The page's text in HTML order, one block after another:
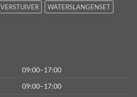
VERSTUIVER WATERSLANGENSET
09:00–17:00
09:00–17:00